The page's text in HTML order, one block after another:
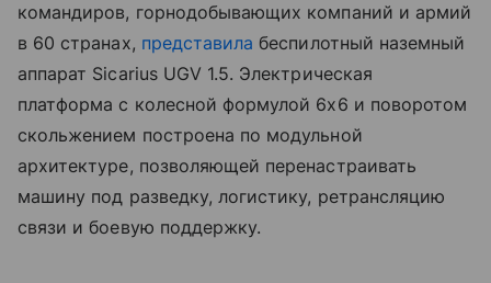
командиров, горнодобывающих компаний и армий
в 60 странах, представила беспилотный наземный
аппарат Sicarius UGV 1.5. Электрическая
платформа с колесной формулой 6x6 и поворотом
скольжением построена по модульной
архитектуре, позволяющей перенастраивать
машину под разведку, логистику, ретрансляцию
связи и боевую поддержку.